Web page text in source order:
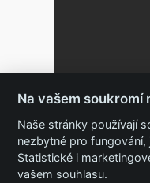
© 2010-2021
vyhrazena.
soukromí.
Na vašem soukromí
Naše stránky používají
nezbytné pro
Statistické i
vašem souhlasu.